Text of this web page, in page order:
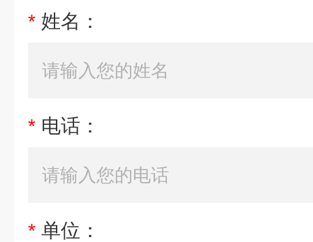
* 姓名：
* 电话：
* 单位：